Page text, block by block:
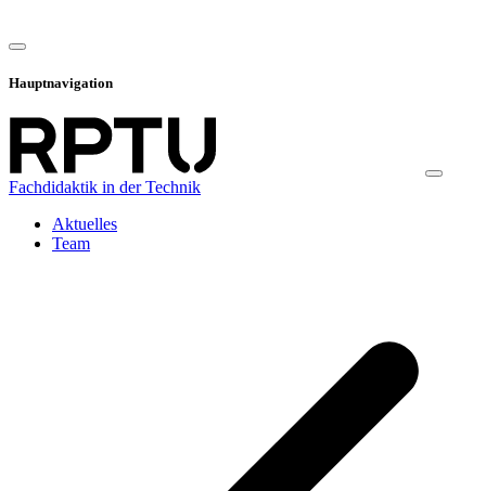
Hauptnavigation
Fachdidaktik in der Technik
Aktuelles
Team